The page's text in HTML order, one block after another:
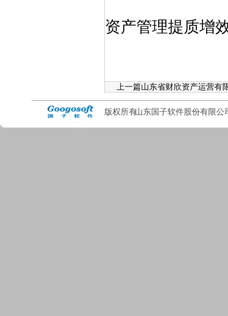
资产管理提质增
上一篇山东省财欣资产运营有
版权所有山东国子软件股份有限公